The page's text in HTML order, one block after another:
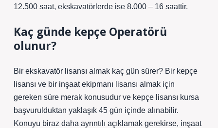
12.500 saat, ekskavatörlerde ise 8.000 – 16 saattir.
Kaç günde kepçe Operatörü
olunur?
Bir ekskavatör lisansı almak kaç gün sürer? Bir kepçe
lisansı ve bir inşaat ekipmanı lisansı almak için
gereken süre merak konusudur ve kepçe lisansı kursa
başvurulduktan yaklaşık 45 gün içinde alınabilir.
Konuyu biraz daha ayrıntılı açıklamak gerekirse, inşaat